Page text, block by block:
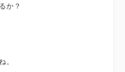
か？
。